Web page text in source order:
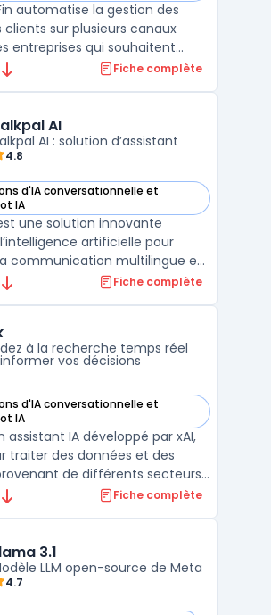
automatise la gestion des
sur plusieurs canaux
entreprises qui souhaitent
service client utilisent cet
objectif consiste à répartir la
Fiche complète
AI
AI : solution d’assistant
4.8
d'IA conversationnelle et
IAAI dans cette catégorie
une solution innovante
artificielle pour
communication multilingue et
Cet outil propose des
dans plusieurs langues, grâce à
Fiche complète
à la recherche temps réel
vos décisions
d'IA conversationnelle et
IA
dans cette catégorie
assistant IA développé par xAI,
traiter des données et des
de différents secteurs,
les professionnels souhaitant
les utilisateurs de X
Twitter) ains ...
Fiche complète
3.1
LLM open-source de Meta
4.7